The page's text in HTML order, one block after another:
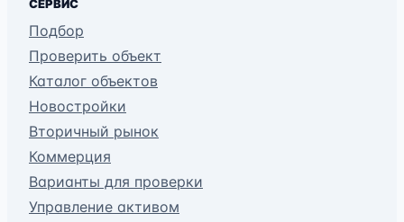
СЕРВИС
Подбор
Проверить объект
Каталог объектов
Новостройки
Вторичный рынок
Коммерция
Варианты для проверки
Управление активом